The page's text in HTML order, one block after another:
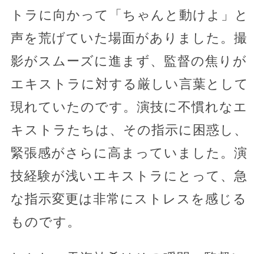
トラに向かって「ちゃんと動けよ」と
声を荒げていた場面がありました。撮
影がスムーズに進まず、監督の焦りが
エキストラに対する厳しい言葉として
現れていたのです。演技に不慣れなエ
キストラたちは、その指示に困惑し、
緊張感がさらに高まっていました。演
技経験が浅いエキストラにとって、急
な指示変更は非常にストレスを感じる
ものです。